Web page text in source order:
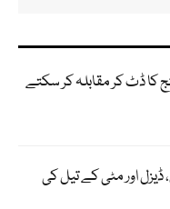
کا ڈٹ کر مقابلہ کر سکتے
ڈیزل اور مٹی کے تیل کی